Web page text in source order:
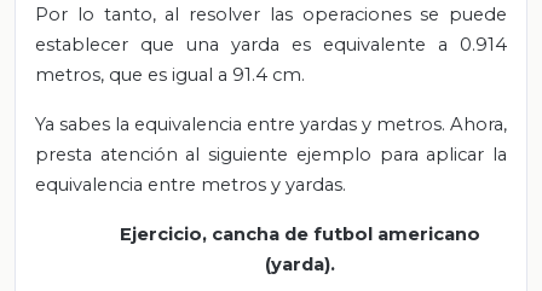
Por lo tanto, al resolver las operaciones se puede
establecer que una yarda es equivalente a 0.914
metros, que es igual a 91.4 cm.
Ya sabes la equivalencia entre yardas y metros. Ahora,
presta atención al siguiente ejemplo para aplicar la
equivalencia entre metros y yardas.
Ejercicio, cancha de futbol americano
(yarda).